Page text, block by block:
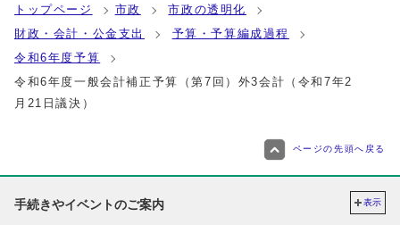
トップページ 市政
市政の透明化
財政・会計・公金支出
予算・予算編成過程
令和6年度予算
令和6年度一般会計補正予算（第7回）外3会計（令和7年2
月21日議決）
ページの先頭へ戻る
手続きやイベントのご案内 表示